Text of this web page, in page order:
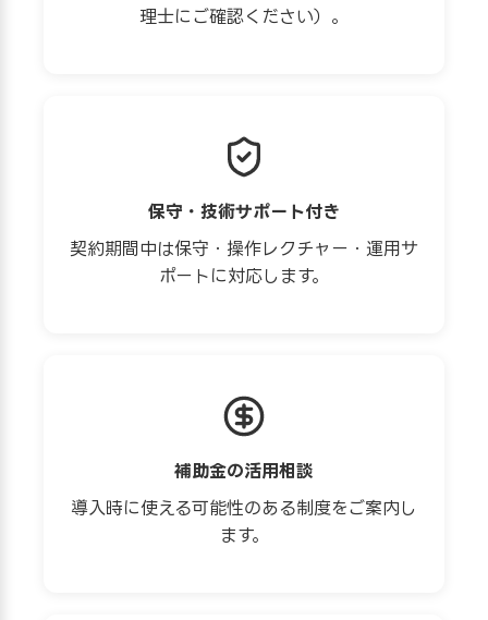
理士にご確認ください）。
保守・技術サポート付き
契約期間中は保守・操作レクチャー・運用サ
ポートに対応します。
補助金の活用相談
導入時に使える可能性のある制度をご案内し
ます。